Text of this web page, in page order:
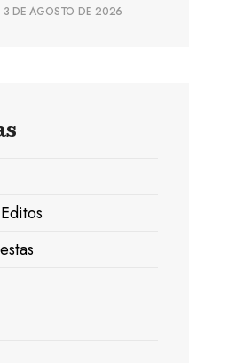
3 DE AGOSTO DE 2026